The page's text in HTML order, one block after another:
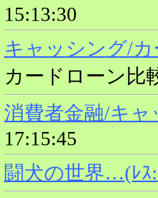
15:13:30
キャッシング/
カードローン比
消費者金融/キャ
17:15:45
闘犬の世界…(ﾚｽ